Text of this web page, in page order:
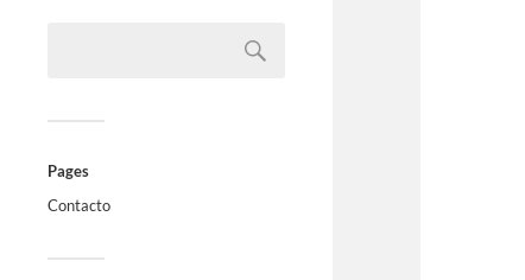
Pages
Contacto